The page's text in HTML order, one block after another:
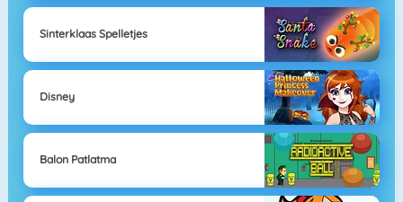
Sinterklaas Spelletjes
Disney
Balon Patlatma